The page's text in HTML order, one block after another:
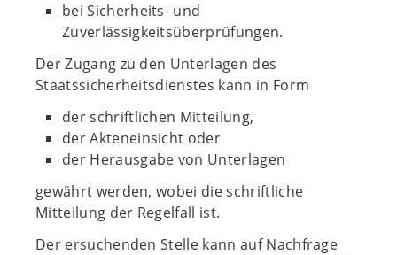
bei Sicherheits- und
Zuverlässigkeitsüberprüfungen.
Der Zugang zu den Unterlagen des
Staatssicherheitsdienstes kann in Form
der schriftlichen Mitteilung,
der Akteneinsicht oder
der Herausgabe von Unterlagen
gewährt werden, wobei die schriftliche
Mitteilung der Regelfall ist.
Der ersuchenden Stelle kann auf Nachfrage